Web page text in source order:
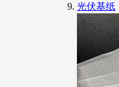
光伏基纸